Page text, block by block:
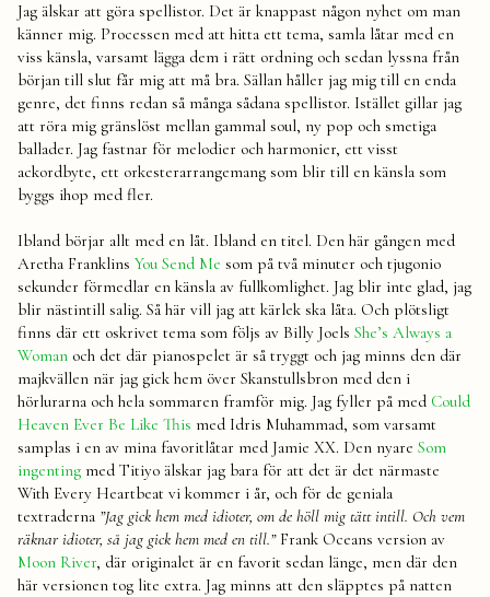
Jag älskar att göra spellistor. Det är knappast någon nyhet om man
känner mig. Processen med att hitta ett tema, samla låtar med en
viss känsla, varsamt lägga dem i rätt ordning och sedan lyssna från
början till slut får mig att må bra. Sällan håller jag mig till en enda
genre, det finns redan så många sådana spellistor. Istället gillar jag
att röra mig gränslöst mellan gammal soul, ny pop och smetiga
ballader. Jag fastnar för melodier och harmonier, ett visst
ackordbyte, ett orkesterarrangemang som blir till en känsla som
byggs ihop med fler.
Ibland börjar allt med en låt. Ibland en titel. Den här gången med
Aretha Franklins You Send Me som på två minuter och tjugonio
sekunder förmedlar en känsla av fullkomlighet. Jag blir inte glad, jag
blir nästintill salig. Så här vill jag att kärlek ska låta. Och plötsligt
finns där ett oskrivet tema som följs av Billy Joels She’s Always a
Woman och det där pianospelet är så tryggt och jag minns den där
majkvällen när jag gick hem över Skanstullsbron med den i
hörlurarna och hela sommaren framför mig. Jag fyller på med Could
Heaven Ever Be Like This med Idris Muhammad, som varsamt
samplas i en av mina favoritlåtar med Jamie XX. Den nyare Som
ingenting med Titiyo älskar jag bara för att det är det närmaste
With Every Heartbeat vi kommer i år, och för de geniala
textraderna ”Jag gick hem med idioter, om de höll mig tätt intill. Och vem
räknar idioter, så jag gick hem med en till.”Frank Oceans version av
Moon River, där originalet är en favorit sedan länge, men där den
här versionen tog lite extra. Jag minns att den släpptes på natten